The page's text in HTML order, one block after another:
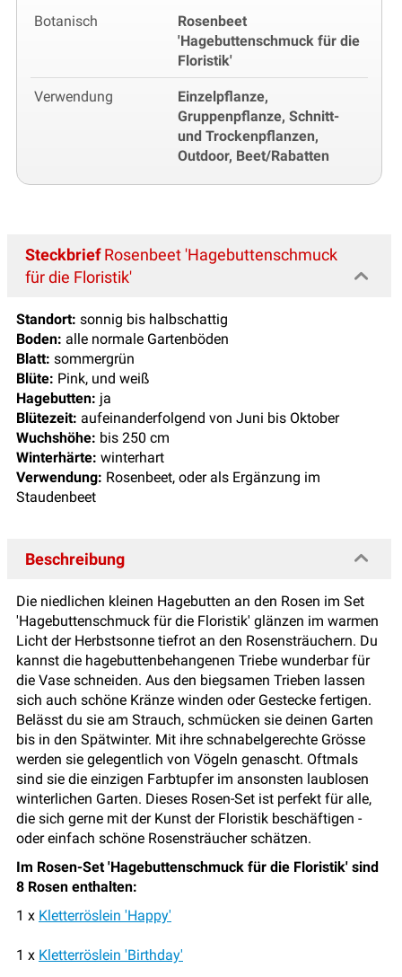
Botanisch
Rosenbeet
'Hagebuttenschmuck für die
Floristik'
Verwendung
Einzelpflanze,
Gruppenpflanze, Schnitt-
und Trockenpflanzen,
Outdoor, Beet/Rabatten
SteckbriefRosenbeet 'Hagebuttenschmuck
für die Floristik'
Standort: sonnig bis halbschattig
Boden: alle normale Gartenböden
Blatt: sommergrün
Blüte: Pink, und weiß
Hagebutten: ja
Blütezeit: aufeinanderfolgend von Juni bis Oktober
Wuchshöhe: bis 250 cm
Winterhärte: winterhart
Verwendung: Rosenbeet, oder als Ergänzung im
Staudenbeet
Beschreibung
Die niedlichen kleinen Hagebutten an den Rosen im Set
'Hagebuttenschmuck für die Floristik' glänzen im warmen
Licht der Herbstsonne tiefrot an den Rosensträuchern. Du
kannst die hagebuttenbehangenen Triebe wunderbar für
die Vase schneiden. Aus den biegsamen Trieben lassen
sich auch schöne Kränze winden oder Gestecke fertigen.
Belässt du sie am Strauch, schmücken sie deinen Garten
bis in den Spätwinter. Mit ihre schnabelgerechte Grösse
werden sie gelegentlich von Vögeln genascht. Oftmals
sind sie die einzigen Farbtupfer im ansonsten laublosen
winterlichen Garten. Dieses Rosen-Set ist perfekt für alle,
die sich gerne mit der Kunst der Floristik beschäftigen -
oder einfach schöne Rosensträucher schätzen.
Im Rosen-Set 'Hagebuttenschmuck für die Floristik' sind
8 Rosen enthalten:
1 x Kletterröslein 'Happy'
1 x Kletterröslein 'Birthday'